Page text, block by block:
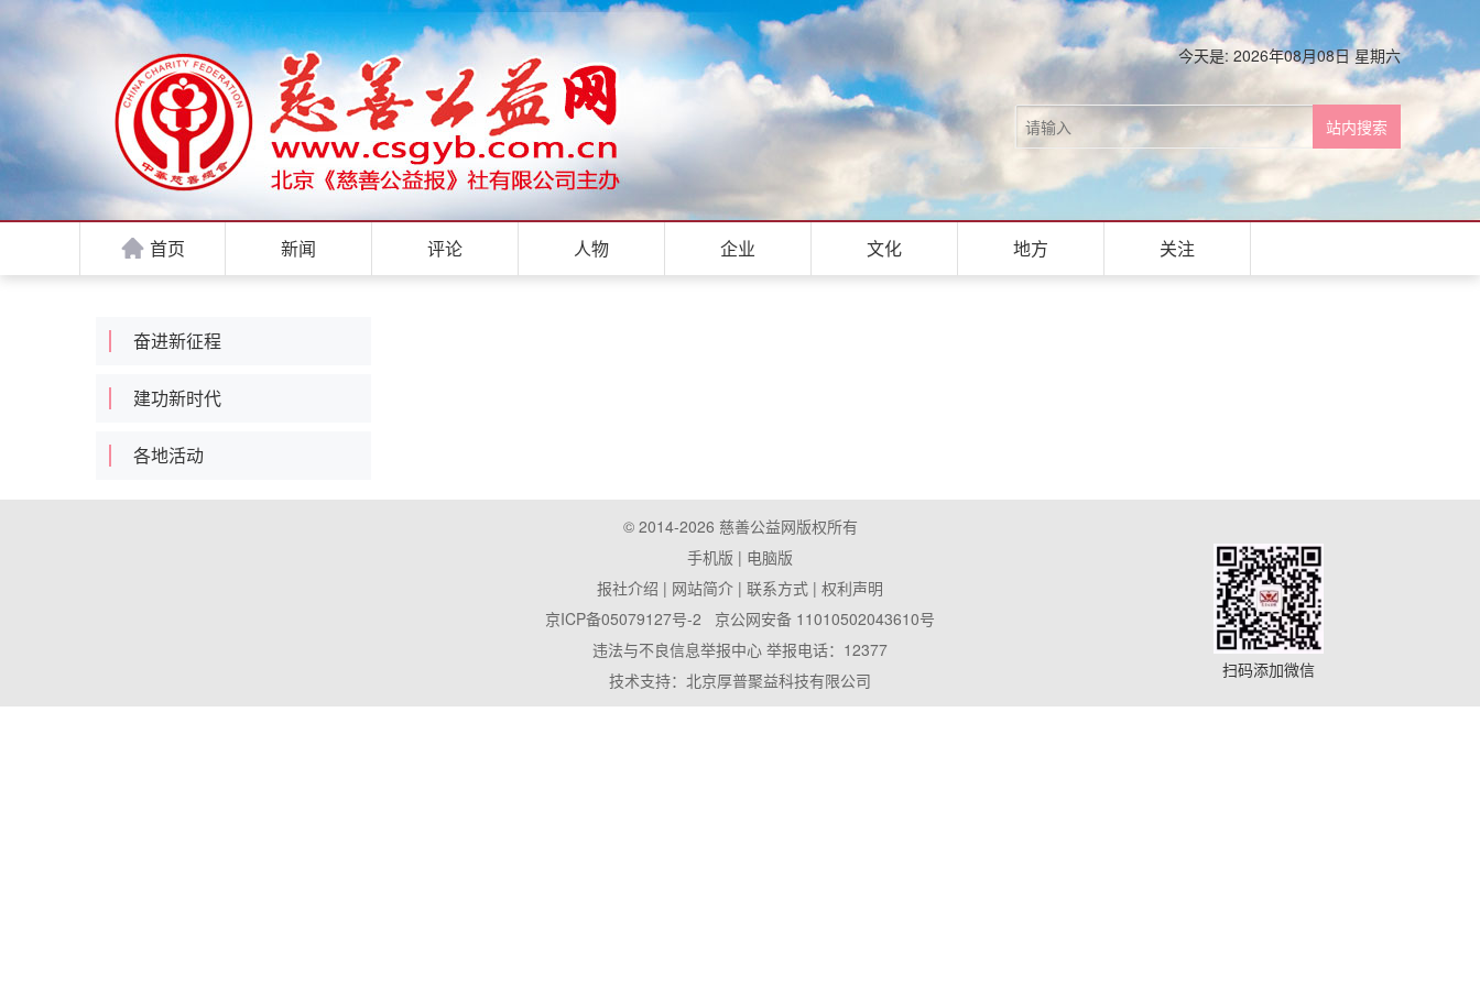
今天是: 2026年08月08日 星期六
首页 新闻 评论 人物 企业 文化 地方 关注
奋进新征程
建功新时代
各地活动
© 2014-2026 慈善公益网版权所有
手机版 | 电脑版
报社介绍 | 网站简介 | 联系方式 | 权利声明
京ICP备05079127号-2
京公网安备 11010502043610号
违法与不良信息举报中心 举报电话：12377
技术支持： 北京厚普聚益科技有限公司 扫码添加微信